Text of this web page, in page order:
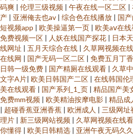
码爽 | 伦理三级视频 | 午夜在线一区二区 |
产 | 亚洲俺去也av | 综合色在线播放 | 国
短视频app | 欧美操逼第一页 | 欧美aⅴ在
免费视频一区 | 人妖在线国产探花 | 日本
线网址 | 五月天综合在线 | 久草网视频在
在线网 | 国产无码一区二区 | 免费五月丁
日韩一级免费 | 国产精厕在线观看 | 久草
文字A片| 欧美日韩国产二区 | 在线韩国伦
美在线观看 | 国产系列_1_页 | 精品国产美
免费mm视频 | 欧美精油按摩电影 | 精品成
| 超碰香蕉亚洲香蕉 | 欧洲成人 | 三级网址
理片 | 新三级网站视频 | 久草网视频在线看
你懂得 | 欧美日韩精选 | 亚洲午夜无码久久